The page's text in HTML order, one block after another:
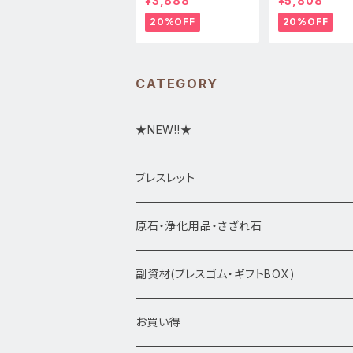
質】天然石ブレスレッパ
ワーストーン
20%OFF
質】天然石ブレス
パワーストーン
20%OFF
CATEGORY
★NEW!!★
★新入荷1/28~
ブレスレット
ブレスレット1点物
アマビエシリーズ
デザインブレス
原石・浄化用品・さざれ石
浄化さざれ石
ポイント・タワー・タンブル
副資材(ブレスゴム・ギフトBOX)
お買い得